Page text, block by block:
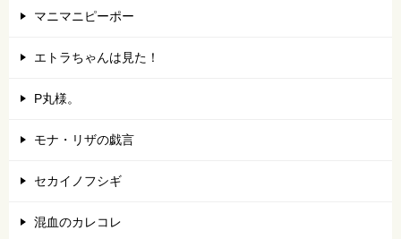
マニマニピーポー
エトラちゃんは見た！
P丸様。
モナ・リザの戯言
セカイノフシギ
混血のカレコレ